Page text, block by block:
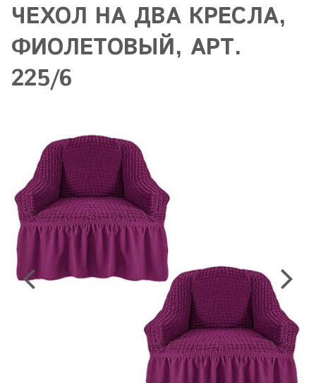
ЧЕХОЛ НА ДВА КРЕСЛА,
ФИОЛЕТОВЫЙ, АРТ.
225/6